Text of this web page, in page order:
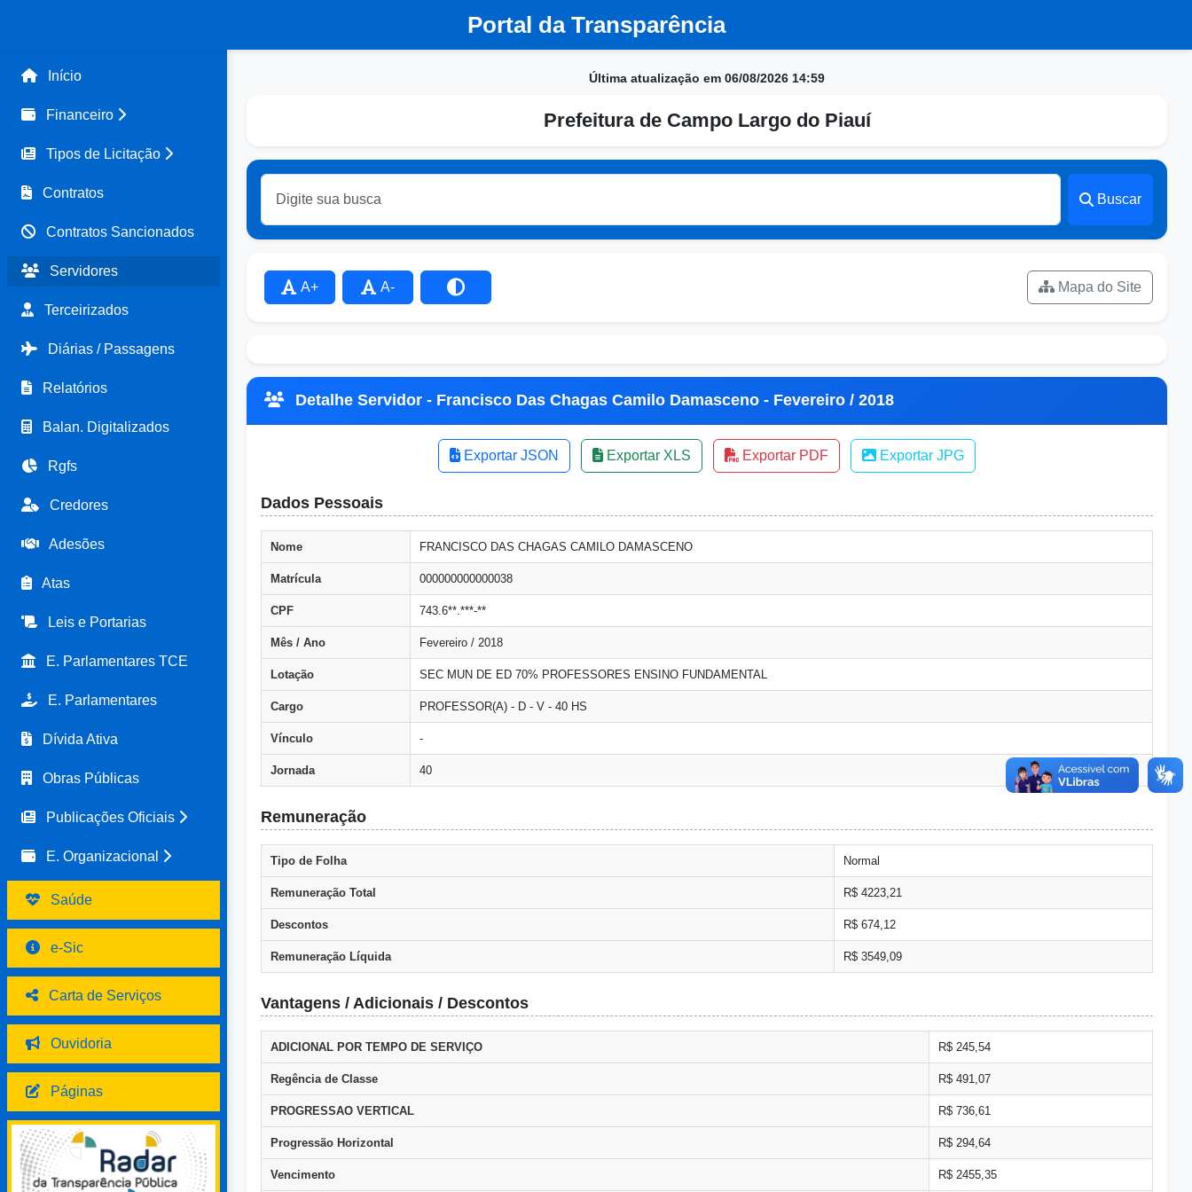
Portal da Transparência
Início
Financeiro
Tipos de Licitação
Contratos
Contratos Sancionados
Servidores
Terceirizados
Diárias / Passagens
Relatórios
Balan. Digitalizados
Rgfs
Credores
Adesões
Atas
Leis e Portarias
E. Parlamentares TCE
E. Parlamentares
Dívida Ativa
Obras Públicas
Publicações Oficiais
E. Organizacional
Saúde
e-Sic
Carta de Serviços
Ouvidoria
Páginas
Última atualização em 06/08/2026 14:59
Prefeitura de Campo Largo do Piauí
Buscar
A+ A- Mapa do Site
Detalhe Servidor - Francisco Das Chagas Camilo Damasceno - Fevereiro / 2018
Exportar JSON Exportar XLS Exportar PDF Exportar JPG
Dados Pessoais
Nome FRANCISCO DAS CHAGAS CAMILO DAMASCENO
Matrícula 000000000000038
CPF 743.6**.***-**
Mês / Ano Fevereiro / 2018
Lotação SEC MUN DE ED 70% PROFESSORES ENSINO FUNDAMENTAL
Cargo PROFESSOR(A) - D - V - 40 HS
Vínculo -
Jornada 40
Remuneração
Tipo de Folha Normal
Remuneração Total R$ 4223,21
Descontos R$ 674,12
Remuneração Líquida R$ 3549,09
Vantagens / Adicionais / Descontos
ADICIONAL POR TEMPO DE SERVIÇO R$ 245,54
Regência de Classe R$ 491,07
PROGRESSAO VERTICAL R$ 736,61
Progressão Horizontal R$ 294,64
Vencimento R$ 2455,35